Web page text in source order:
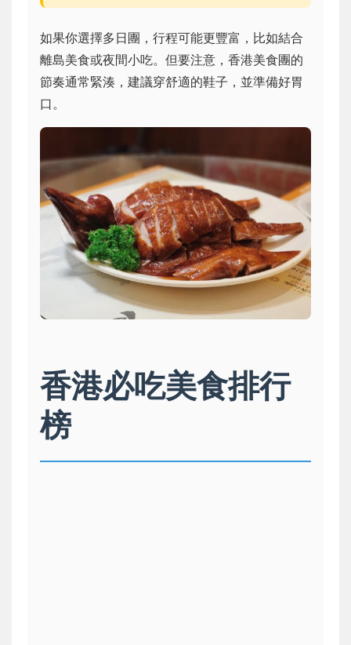
如果你選擇多日團，行程可能更豐富，比如結合
離島美食或夜間小吃。但要注意，香港美食團的
節奏通常緊湊，建議穿舒適的鞋子，並準備好胃
口。
香港必吃美食排行
榜